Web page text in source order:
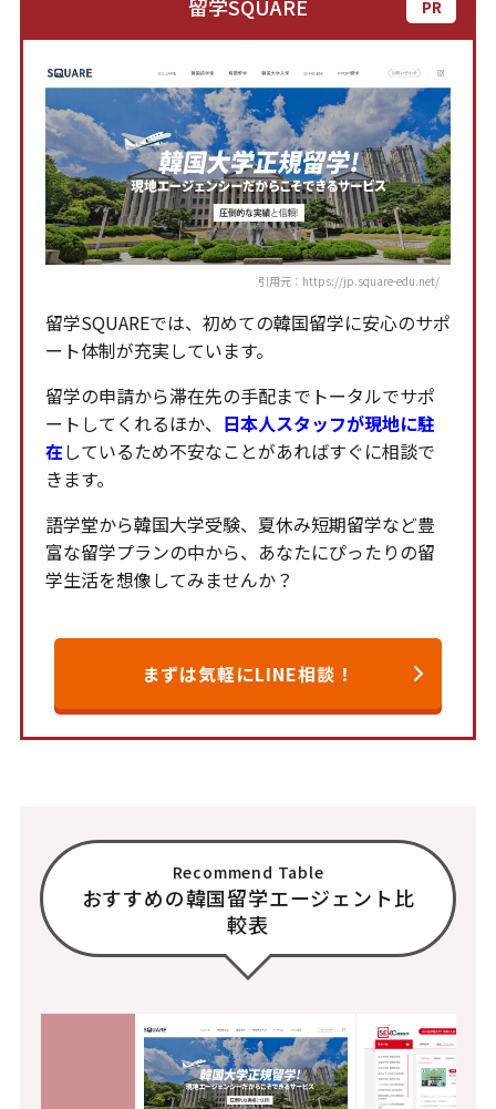
留学SQUARE
引用元：https://jp.square-edu.net/
留学SQUAREでは、初めての韓国留学に安心のサポ
ート体制が充実しています。
留学の申請から滞在先の手配までトータルでサポ
ートしてくれるほか、 日本人スタッフが現地に駐
在しているため不安なことがあればすぐに相談で
きます。
語学堂から韓国大学受験、夏休み短期留学など豊
富な留学プランの中から、あなたにぴったりの留
学生活を想像してみませんか？
まずは気軽にLINE相談！
Recommend Table
おすすめの韓国留学エージェント比
較表